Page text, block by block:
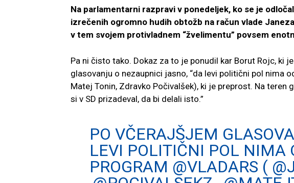
Na parlamentarni razpravi v ponedeljek, ko se je
izrečenih ogromno hudih obtožb na račun vlade
v tem svojem protivladnem “žvelimentu” povsem
Pa ni čisto tako. Dokaz za to je ponudil kar Borut Rojc, ki
glasovanju o nezaupnici jasno, “da levi politični pol nima
Matej Tonin, Zdravko Počivalšek), ki je preprost. Na teren
si v SD prizadeval, da bi delali isto.”
PO VČERAJŠJEM
LEVI POLITIČNI POL NIMA
PROGRAM @VLADARS (